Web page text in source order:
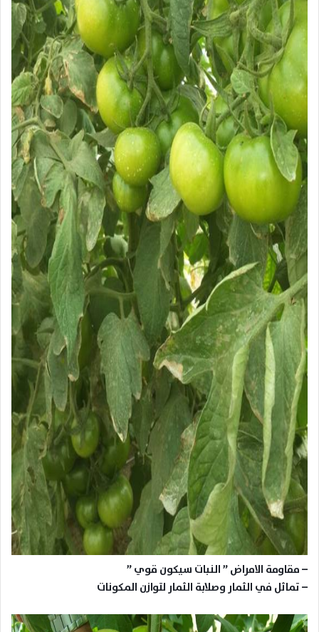
– مقاومة الامراض ” النبات سيكون قوي”
– تماثل في الثمار وصلابة الثمار لتوازن المكونات